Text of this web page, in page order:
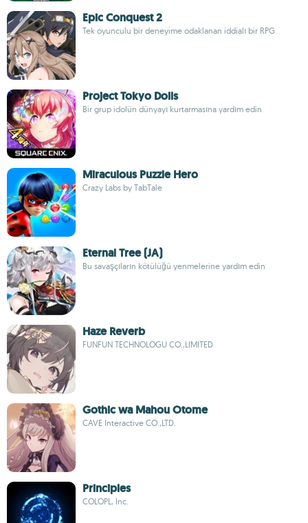
Epic Conquest 2
Tek oyunculu bir deneyime odaklanan iddialı bir RPG
Project Tokyo Dolls
Bir grup idolün dünyayı kurtarmasına yardım edin
Miraculous Puzzle Hero
Crazy Labs by TabTale
Eternal Tree (JA)
Bu savaşçıların kötülüğü yenmelerine yardım edin
Haze Reverb
FUNFUN TECHNOLOGU CO.,LIMITED
Gothic wa Mahou Otome
CAVE Interactive CO.,LTD.
Principles
COLOPL, Inc.